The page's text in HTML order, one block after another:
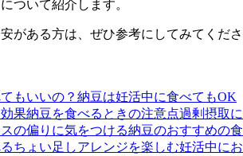
ついて紹介します。
がある方は、ぜひ参考にしてみてくださ
もいいの？ 納豆は妊活中に食べてもOK
果納豆を食べるときの注意点過剰摂取に
の偏りに気をつける納豆のおすすめの食
ちょい足しアレンジを楽しむ妊活中にお